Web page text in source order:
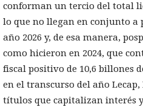
conforman un tercio del total
lo que no llegan en conjunto a
año 2026 y, de esa manera,
como hicieron en 2024, que
fiscal positivo de 10,6 billones
en el transcurso del año Lecap,
títulos que capitalizan interés